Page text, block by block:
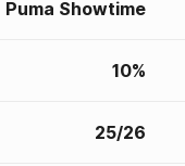
Puma Showtime
10%
25/26